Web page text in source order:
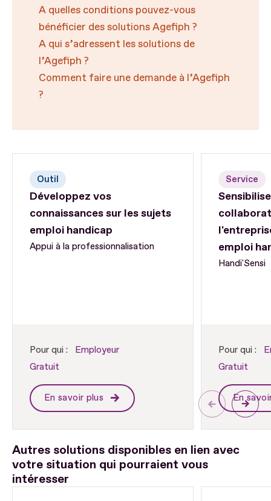
A quelles conditions pouvez-vous
bénéficier des solutions Agefiph ?
A qui s’adressent les solutions de
l’Agefiph ?
Comment faire une demande à l’Agefiph
?
Développez vos
connaissances sur les sujets
emploi handicap
Outil
Appui à la professionnalisation
Pour qui :
Employeur
Gratuit
En savoir plus
emploi
Service
Handi'Sensi
Pour qui :
Gratuit
En
Autres solutions disponibles en lien avec
votre situation qui pourraient vous
intéresser